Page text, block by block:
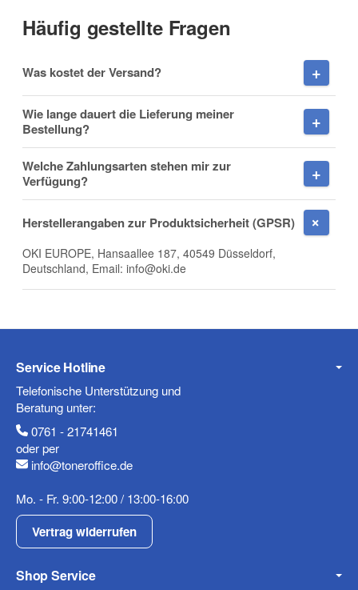
Nachname
Firma
Telefon
Mobiltelefon
Fax
Häufig gestellte Fragen
Was kostet der Versand?
Wie lange dauert die Lieferung meiner
Bestellung?
Welche Zahlungsarten stehen mir zur
Verfügung?
Herstellerangaben zur Produktsicherheit (GPSR)
OKI EUROPE, Hansaallee 187, 40549 Düsseldorf,
Deutschland, Email: info@oki.de
Service Hotline
Telefonische Unterstützung und
Beratung unter:
0761 - 21741461
oder per
info@toneroffice.de
Mo. - Fr. 9:00-12:00 / 13:00-16:00
Vertrag widerrufen
Shop Service